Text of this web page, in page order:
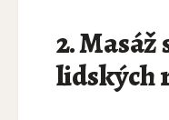
2.
lidských